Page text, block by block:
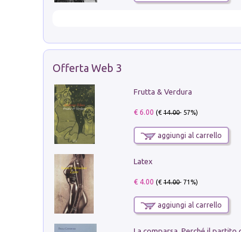
Offerta Web 3
Frutta & Verdura
€ 6.00 (€14.00- 57%)
aggiungi al carrello
Latex
€ 4.00 (€14.00- 71%)
aggiungi al carrello